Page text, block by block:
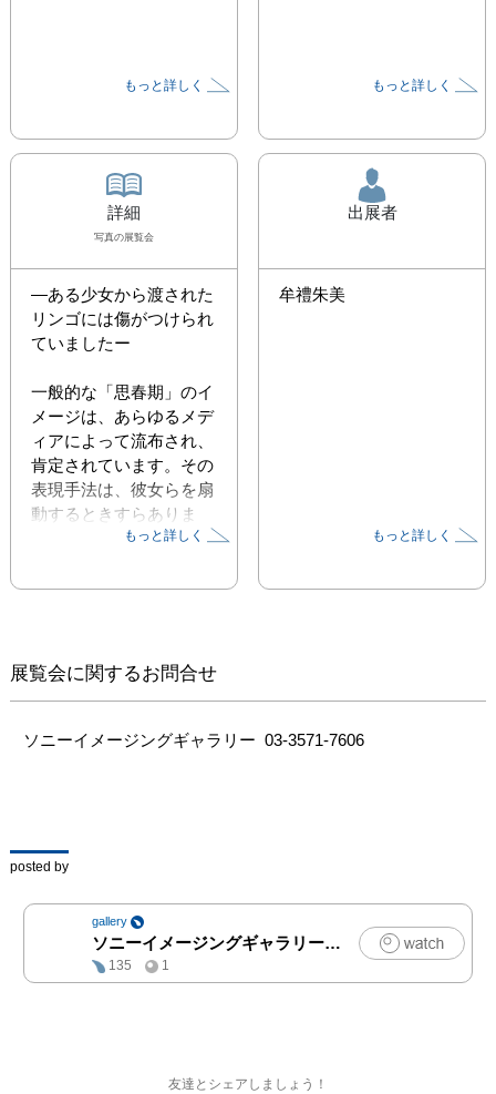
もっと詳しく もっと詳しく
詳細
写真の展覧会
—ある少女から渡された
リンゴには傷がつけられ
ていましたー
一般的な「思春期」のイ
メージは、あらゆるメデ
ィアによって流布され、
肯定されています。その
表現手法は、彼女らを扇
動するときすらありま
す。しかし、わたしは定
す。なぜだか思春期には
出てきたりもします。も
どかしいことに、言葉で
った意味に変換されそう
親や先生といった大人と
10代の彼女らとの関係は
（強者としての）撮る立
場と（弱者としての）撮
られる立場に似ていま
す。ですから、思春期を
ィアだと思いました。ま
もっと詳しく
出展者
牟禮朱美
もっと詳しく
展覧会に関するお問合せ
ソニーイメージングギャラリー  03-3571-7606
posted by
gallery
ソニーイメージングギャラリー
|
写真
135
1
友達とシェアしましょう！